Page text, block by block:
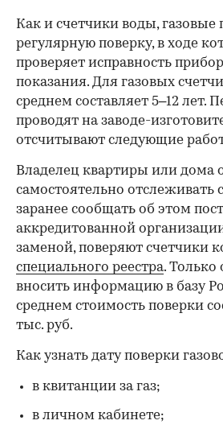
Как и счетчики воды, газовые
регулярную поверку, в ходе
проверяет исправность
показания. Для газовых
среднем составляет 5–12 лет.
проводят на заводе-
отсчитывают следующие
Владелец квартиры или дома
самостоятельно отслеживать
заранее сообщать об этом
аккредитованной
заменой, поверяют счетчики
специального реестра. Только
вносить информацию в базу
среднем стоимость поверки
тыс. руб.
Как узнать дату поверки
в квитанции за газ;
в личном кабинете;